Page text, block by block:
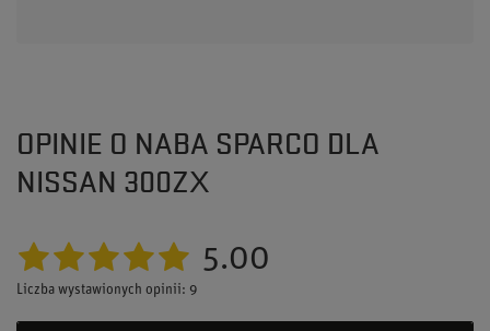
OPINIE O NABA SPARCO DLA
NISSAN 300ZX
5.00
Liczba wystawionych opinii: 9